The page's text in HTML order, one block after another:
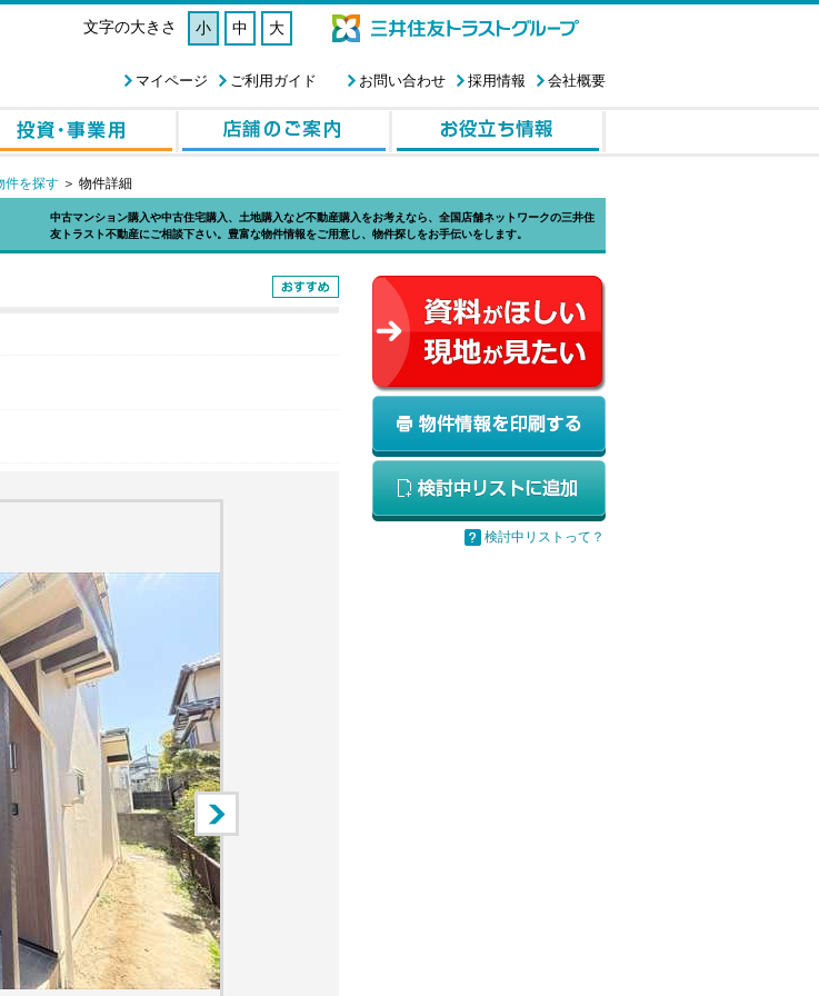
文字の大きさ 小 中 大
会社概要
採用情報
お問い合わせ
ご利用ガイド
マイページ
件を探す ＞ 物件詳細
中古マンション購入や中古住宅購入、土地購入など不動産購入をお考えなら、全国店舗ネットワークの三井住
友トラスト不動産にご相談下さい。豊富な物件情報をご用意し、物件探しをお手伝いをします。
検討中リストって？